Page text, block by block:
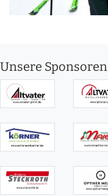
Unsere Sponsoren